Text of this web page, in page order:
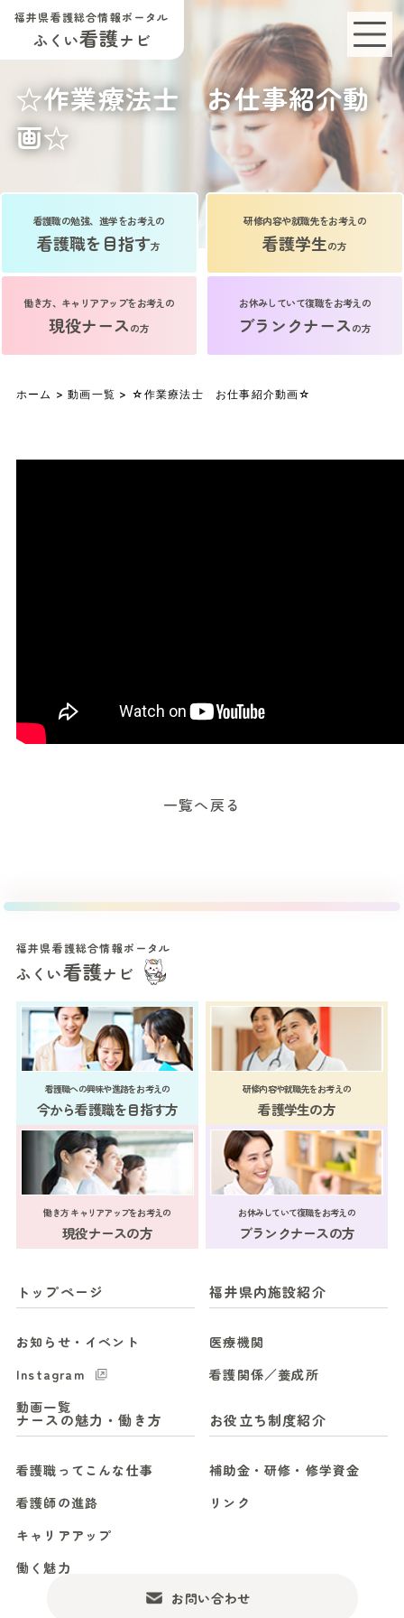
福井県看護総合情報ポータル
ふくい看護ナビ
☆作業療法士 お仕事紹介動
画☆
看護職の勉強、進学をお考えの
看護職を目指す方
研修内容や就職先をお考えの
看護学生の方
働き方、キャリアアップをお考えの
現役ナースの方
お休みしていて復職をお考えの
ブランクナースの方
ホーム >動画一覧 > ☆作業療法士 お仕事紹介動画☆
一覧へ戻る
福井県看護総合情報ポータル
ふくい看護ナビ
お問い合わせ
看護職への興味や進路をお考えの
今から看護職を目指す方
研修内容や就職先をお考えの
看護学生の方
働き方 キャリアアップをお考えの
現役ナースの方
お休みしていて復職をお考えの
ブランクナースの方
トップページ
お知らせ・イベント
Instagram
動画一覧
福井県内施設紹介
医療機関
看護関係／養成所
ナースの魅力・働き方
看護職ってこんな仕事
看護師の進路
キャリアアップ
働く魅力
お役立ち制度紹介
補助金・研修・修学資金
リンク